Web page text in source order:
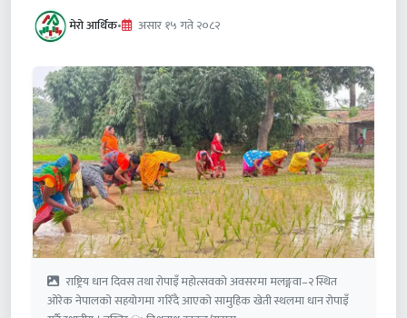
मेरो आर्थिक• असार १५ गते २०८२
राष्ट्रिय धान दिवस तथा रोपाइँ महोत्सवको अवसरमा मलङ्गवा–२ स्थित
ओरेक नेपालको सहयोगमा गरिँदै आएको सामुहिक खेती स्थलमा धान रोपाइँ